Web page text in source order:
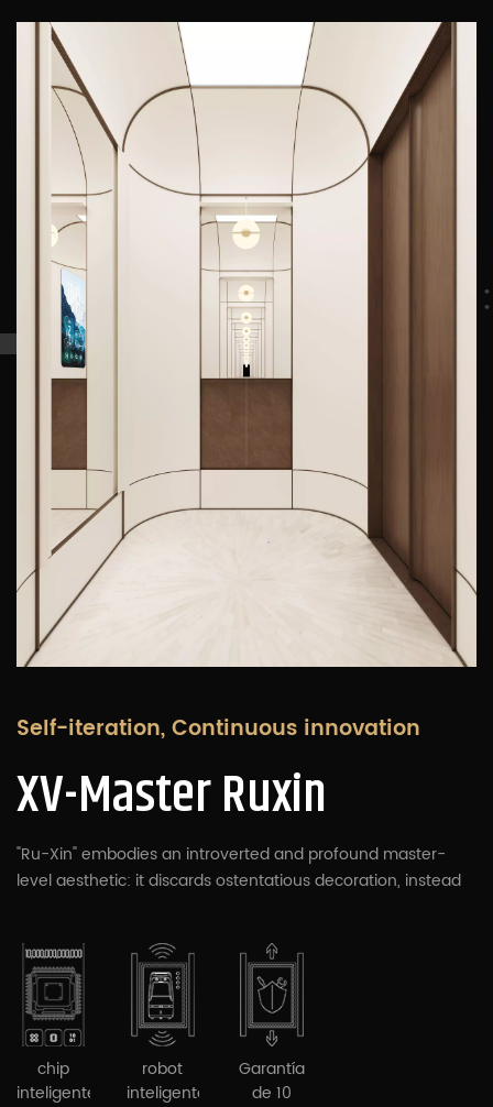
обретают гармонию. Это и есть эстетический манифест
«Жужинь», где молчание красноречивее слов.
Self-iteration, Continuous innovation
XV-Master Ruxin
"Ru-Xin" embodies an introverted and profound master-
level aesthetic: it discards ostentatious decoration, instead
proportions, and restrained use of light and shadow. It does
not seek to stand out deliberately, yet remains
unforgettable due to its极致 attention to detail; it does not
pursue visual shock, but conveys a power that resonates
deeply within tranquility. In this compact vertical realm,
every ascent and descent is no longer a mechanical
chip
inteligente
robot
inteligente
Garantía
de 10